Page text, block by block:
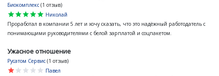
Биокомплекс (1 отзыв)
star
star
star
star
star
Николай
Проработал в компании 5 лет и хочу сказать, что это надёжный работодатель с
понимающими руководителями с белой зарплатой и соцпакетом.
Ужасное отношение
Русатом Сервис (1 отзыв)
star
star
star
star
star
Павел